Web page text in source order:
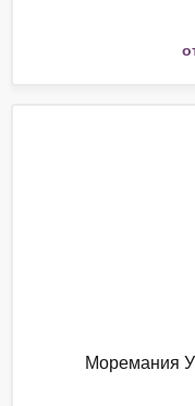
Моремания